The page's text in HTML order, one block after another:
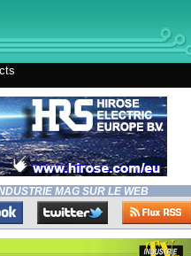
MAG SUR LE WEB